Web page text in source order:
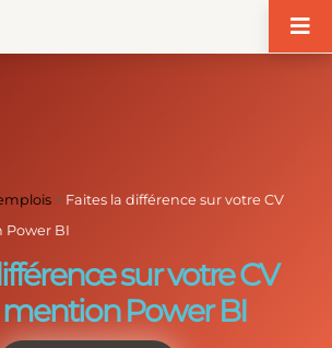
> Faites la différence sur votre CV
Power BI
sur votre CV
mention Power BI
des cookies